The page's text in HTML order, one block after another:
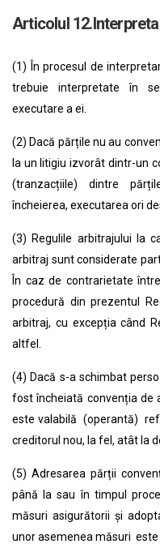
Articolul
(1) În procesul de
trebuie interpretate în
executare a ei.
(2) Dacă părțile nu au
la un litigiu izvorât dintr-un
(tranzacțiile) dintre
încheierea, executarea ori
(3) Regulile arbitrajului la
arbitraj sunt considerate
În caz de contrarietate
procedură din prezentul
arbitraj, cu excepția când
altfel.
(4) Dacă s-a schimbat
fost încheiată convenția de
este valabilă (operantă)
creditorul nou, la fel, atât la
(5) Adresarea părții
până la sau în timpul
măsuri asigurătorii și
unor asemenea măsuri este